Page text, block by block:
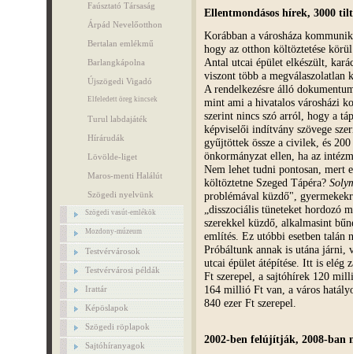
Faúsztató Társaság
Árpád Nevelőotthon
Bertalan emlékmű
Barlangkápolna
Újszögedi Vigadó
Elfeledett öreg kincsek
Turul labdajáték
Hírárudák
Lövölde-liget
Maros-menti Halálút
Szögedi nyelvünk
Szögedi vasút-emlékök
Mozdony-múzeum
Testvérvárosok
Testvérvárosi példák
Irattár
Képöslapok
Szögedi röplapok
Sajtóhíranyagok
Ellentmondásos hírek, 3000
Korábban a városháza
hogy az otthon költöztetése
Antal utcai épület elkészült,
viszont több a megválaszolatlan
A rendelkezésre álló
mint ami a hivatalos városházi
szerint nincs szó arról, hogy a
képviselői indítvány szövege
gyűjtöttek össze a civilek, és
önkormányzat ellen, ha az
Nem lehet tudni pontosan, mert
költöztetne Szeged Tápéra?
problémával küzdő",
„disszociális tüneteket hordozó
szerekkel küzdő, alkalmasint
említés. Ez utóbbi esetben talán
Próbáltunk annak is utána járni,
utcai épület átépítése. Itt is elég
Ft szerepel, a sajtóhírek 120
164 millió Ft van, a város
840 ezer Ft szerepel.
2002-ben felújítják, 2008-ban